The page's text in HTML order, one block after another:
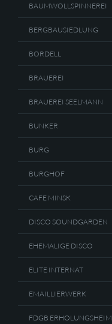
BAUMWOLLSPINNEREI
BERGBAUSIEDLUNG
BORDELL
BRAUEREI
BRAUEREI SEELMANN
BUNKER
BURG
BURGHOF
CAFE MINSK
DISCO SOUNDGARDEN
EHEMALIGE DISCO
ELITE INTERNAT
EMAILLIERWERK
FDGB ERHOLUNGSHEIM